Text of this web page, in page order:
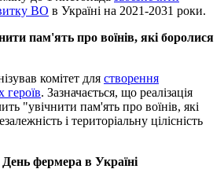
ВО в Україні на 2021-2031 роки.
пам'ять про воїнів, які боролися
комітет для створення
героїв. Зазначається, що реалізація
"увічнити пам'ять про воїнів, які
і територіальну цілісність
День фермера в Україні